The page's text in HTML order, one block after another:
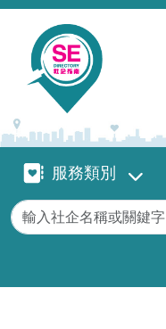
移至主內容
服務類別服務類別
關鍵字